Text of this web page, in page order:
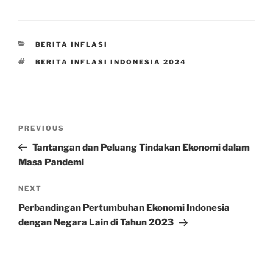
CATEGORIES
BERITA INFLASI
TAGS
BERITA INFLASI INDONESIA 2024
Previous
Post
PREVIOUS
Tantangan dan Peluang Tindakan Ekonomi dalam
Masa Pandemi
Next
Post
NEXT
Perbandingan Pertumbuhan Ekonomi Indonesia
dengan Negara Lain di Tahun 2023